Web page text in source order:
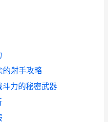
的射手攻略
力的秘密武器